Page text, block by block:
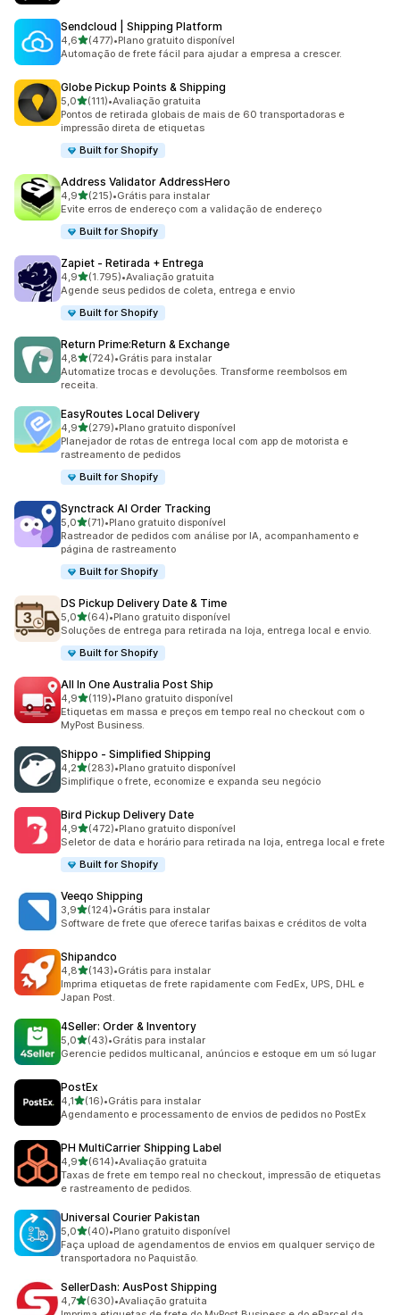
Sendcloud | Shipping Platform
4,6de 5 estrelas
(477)
477 avaliações ao todo
•Plano gratuito disponível
Automação de frete fácil para ajudar a empresa a crescer.
Globe Pickup Points & Shipping
5,0de 5 estrelas
(111)
111 avaliações ao todo
•Avaliação gratuita
Pontos de retirada globais de mais de 60 transportadoras e
impressão direta de etiquetas
Built for Shopify
Address Validator AddressHero
4,9de 5 estrelas
(215)
215 avaliações ao todo
•Grátis para instalar
Evite erros de endereço com a validação de endereço
Built for Shopify
Zapiet ‑ Retirada + Entrega
4,9de 5 estrelas
(1.795)
1795 avaliações ao todo
•Avaliação gratuita
Agende seus pedidos de coleta, entrega e envio
Built for Shopify
Return Prime:Return & Exchange
4,8de 5 estrelas
(724)
724 avaliações ao todo
•Grátis para instalar
Automatize trocas e devoluções. Transforme reembolsos em
receita.
EasyRoutes Local Delivery
4,9de 5 estrelas
(279)
279 avaliações ao todo
•Plano gratuito disponível
Planejador de rotas de entrega local com app de motorista e
rastreamento de pedidos
Built for Shopify
Synctrack AI Order Tracking
5,0de 5 estrelas
(71)
71 avaliações ao todo
•Plano gratuito disponível
Rastreador de pedidos com análise por IA, acompanhamento e
página de rastreamento
Built for Shopify
DS Pickup Delivery Date & Time
5,0de 5 estrelas
(64)
64 avaliações ao todo
•Plano gratuito disponível
Soluções de entrega para retirada na loja, entrega local e envio.
Built for Shopify
All In One Australia Post Ship
4,9de 5 estrelas
(119)
119 avaliações ao todo
•Plano gratuito disponível
Etiquetas em massa e preços em tempo real no checkout com o
MyPost Business.
Shippo ‑ Simplified Shipping
4,2de 5 estrelas
(283)
283 avaliações ao todo
•Plano gratuito disponível
Simplifique o frete, economize e expanda seu negócio
Bird Pickup Delivery Date
4,9de 5 estrelas
(472)
472 avaliações ao todo
•Plano gratuito disponível
Seletor de data e horário para retirada na loja, entrega local e frete
Built for Shopify
Veeqo Shipping
3,9de 5 estrelas
(124)
124 avaliações ao todo
•Grátis para instalar
Software de frete que oferece tarifas baixas e créditos de volta
Shipandco
4,8de 5 estrelas
(143)
143 avaliações ao todo
•Grátis para instalar
Imprima etiquetas de frete rapidamente com FedEx, UPS, DHL e
Japan Post.
4Seller: Order & Inventory
5,0de 5 estrelas
(43)
43 avaliações ao todo
•Grátis para instalar
Gerencie pedidos multicanal, anúncios e estoque em um só lugar
PostEx
4,1de 5 estrelas
(16)
16 avaliações ao todo
•Grátis para instalar
Agendamento e processamento de envios de pedidos no PostEx
PH MultiCarrier Shipping Label
4,9de 5 estrelas
(614)
614 avaliações ao todo
•Avaliação gratuita
Taxas de frete em tempo real no checkout, impressão de etiquetas
e rastreamento de pedidos.
Universal Courier Pakistan
5,0de 5 estrelas
(40)
40 avaliações ao todo
•Plano gratuito disponível
Faça upload de agendamentos de envios em qualquer serviço de
transportadora no Paquistão.
SellerDash: AusPost Shipping
4,7de 5 estrelas
(630)
630 avaliações ao todo
•Avaliação gratuita